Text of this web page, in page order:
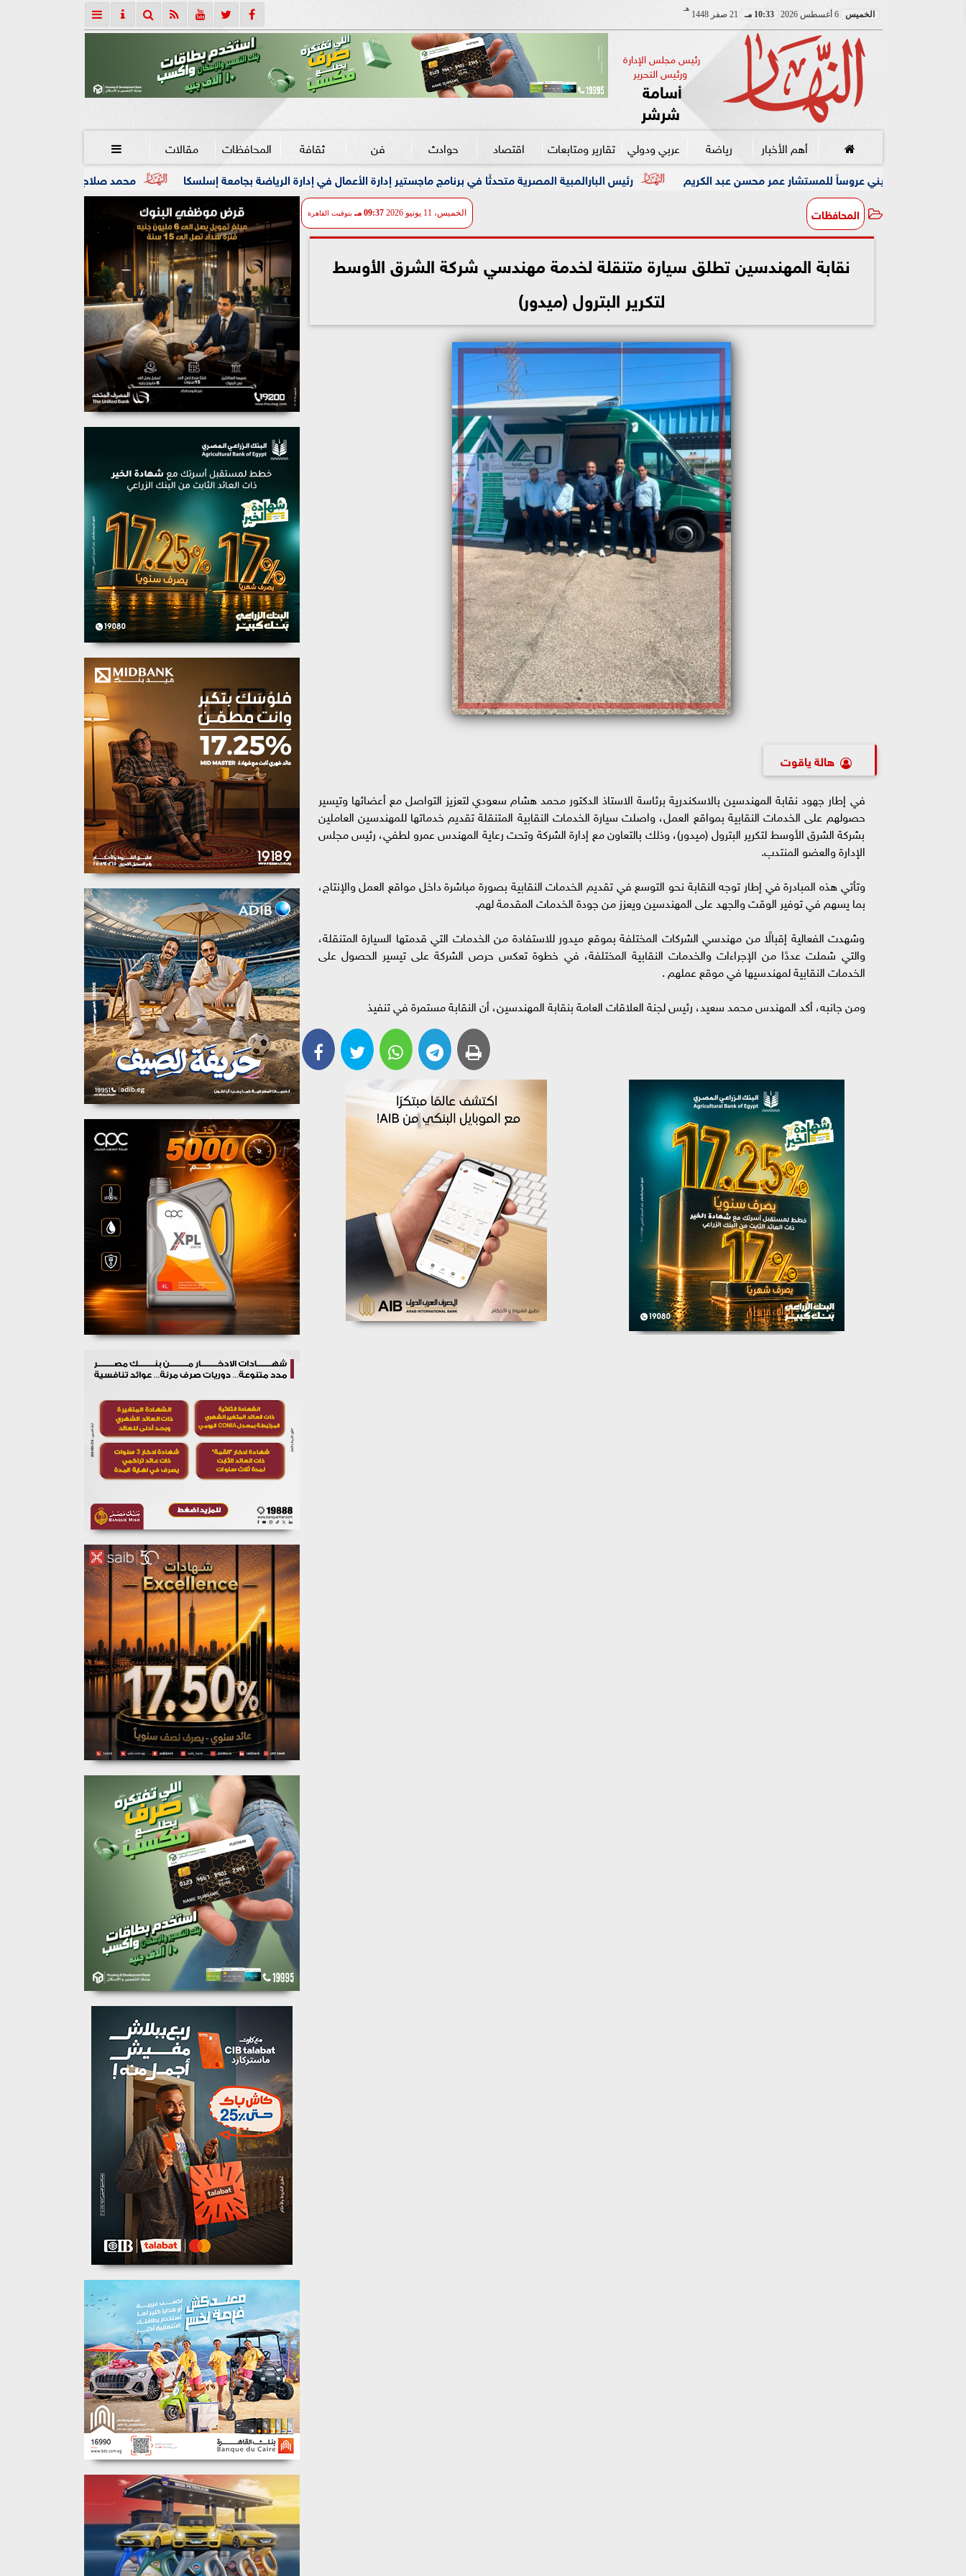
الخميس 6 أغسطس 2026 10:33 مـ 21 صفر 1448
هـ
رئيس مجلس الإدارة
ورئيس التحرير
أسامة
شرشر
أهم الأخبار رياضة عربي ودولي تقارير ومتابعات اقتصاد حوادث فن ثقافة المحافظات مقالات 
محمد صلاح: لم أتوقع هذا الاستقبال.. رئيس البارالمبية المصرية متحدثًا في برنامج ماجستير إدارة الأعمال في إدارة الرياضة بجامعة إسلسكا عروساً للمستشار عمر محسن عبد الكريم
المحافظات الخميس، 11 يونيو 2026 09:37 مـ بتوقيت القاهرة
نقابة المهندسين تطلق سيارة متنقلة لخدمة مهندسي شركة الشرق الأوسط
لتكرير البترول (ميدور)
هالة ياقوت
في إطار جهود نقابة المهندسين بالاسكندرية برئاسة الاستاذ الدكتور محمد هشام سعودي لتعزيز التواصل مع أعضائها وتيسير
حصولهم على الخدمات النقابية بمواقع العمل، واصلت سيارة الخدمات النقابية المتنقلة تقديم خدماتها للمهندسين العاملين
بشركة الشرق الأوسط لتكرير البترول (ميدور)، وذلك بالتعاون مع إدارة الشركة وتحت رعاية المهندس عمرو لطفي، رئيس مجلس
الإدارة والعضو المنتدب.
وتأتي هذه المبادرة في إطار توجه النقابة نحو التوسع في تقديم الخدمات النقابية بصورة مباشرة داخل مواقع العمل والإنتاج،
بما يسهم في توفير الوقت والجهد على المهندسين ويعزز من جودة الخدمات المقدمة لهم.
وشهدت الفعالية إقبالًا من مهندسي الشركات المختلفة بموقع ميدور للاستفادة من الخدمات التي قدمتها السيارة المتنقلة،
والتي شملت عددًا من الإجراءات والخدمات النقابية المختلفة، في خطوة تعكس حرص الشركة على تيسير الحصول على
الخدمات النقابية لمهندسيها في موقع عملهم .
ومن جانبه، أكد المهندس محمد سعيد، رئيس لجنة العلاقات العامة بنقابة المهندسين، أن النقابة مستمرة في تنفيذ